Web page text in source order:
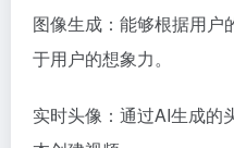
图像生成：能够根据用户
于用户的想象力。
实时头像：通过AI生成的